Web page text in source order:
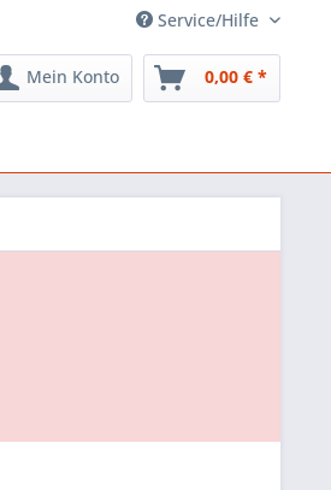
Service/Hilfe
Mein Konto 0,00 € *